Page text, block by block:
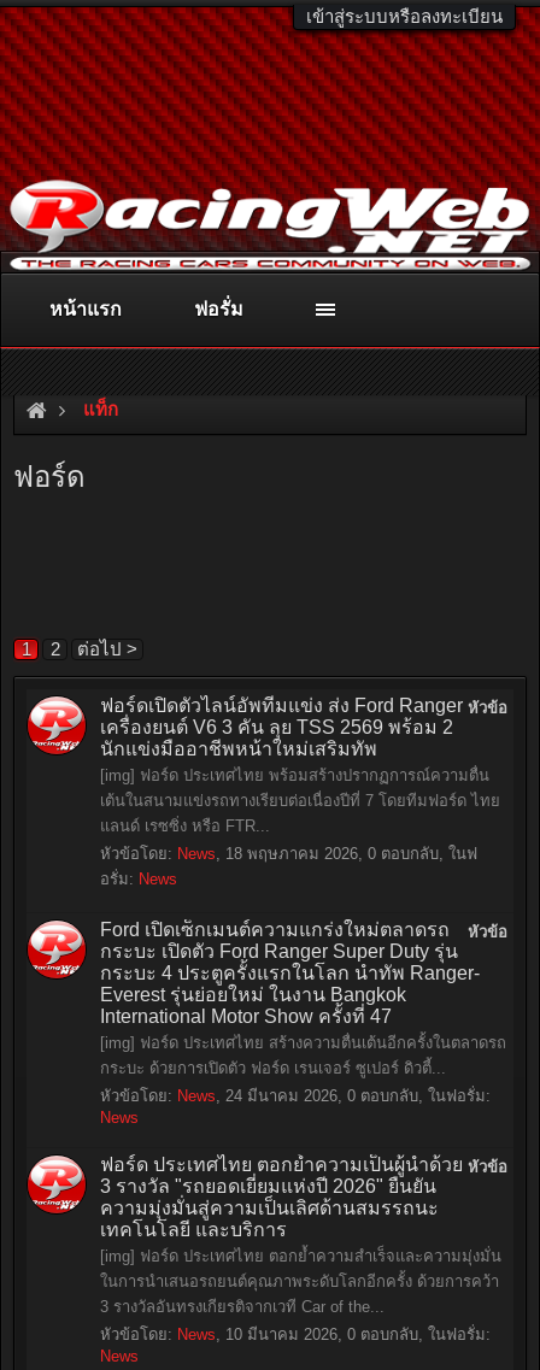
เข้าสู่ระบบหรือลงทะเบียน
ติดต่อลงโฆษณา racingweb@gmail.comหรือโทร. 081-811-1138
หรืออ่านรายละเอียดเพิ่มเติม คลิกที่นี่
แท็ก
ฟอร์ด
1 2 ต่อไป >
หัวข้อ
ฟอร์ดเปิดตัวไลน์อัพทีมแข่ง ส่ง Ford Ranger
เครื่องยนต์ V6 3 คัน ลุย TSS 2569 พร้อม 2
นักแข่งมืออาชีพหน้าใหม่เสริมทัพ
[img] ฟอร์ด ประเทศไทย พร้อมสร้างปรากฏการณ์ความตื่น
เต้นในสนามแข่งรถทางเรียบต่อเนื่องปีที่ 7 โดยทีมฟอร์ด ไทย
แลนด์ เรซซิ่ง หรือ FTR...
หัวข้อโดย: News, 18 พฤษภาคม 2026, 0 ตอบกลับ, ในฟ
อรั่ม: News
หัวข้อ
Ford เปิดเซ็กเมนต์ความแกร่งใหม่ตลาดรถ
กระบะ เปิดตัว Ford Ranger Super Duty รุ่น
กระบะ 4 ประตูครั้งแรกในโลก นำทัพ Ranger-
Everest รุ่นย่อยใหม่ ในงาน Bangkok
International Motor Show ครั้งที่ 47
[img] ฟอร์ด ประเทศไทย สร้างความตื่นเต้นอีกครั้งในตลาดรถ
กระบะ ด้วยการเปิดตัว ฟอร์ด เรนเจอร์ ซูเปอร์ ดิวตี้...
หัวข้อโดย: News, 24 มีนาคม 2026, 0 ตอบกลับ, ในฟอรั่ม:
News
หัวข้อ
ฟอร์ด ประเทศไทย ตอกย้ำความเป็นผู้นำด้วย
3 รางวัล "รถยอดเยี่ยมแห่งปี 2026" ยืนยัน
ความมุ่งมั่นสู่ความเป็นเลิศด้านสมรรถนะ
เทคโนโลยี และบริการ
[img] ฟอร์ด ประเทศไทย ตอกย้ำความสำเร็จและความมุ่งมั่น
ในการนำเสนอรถยนต์คุณภาพระดับโลกอีกครั้ง ด้วยการคว้า
3 รางวัลอันทรงเกียรติจากเวที Car of the...
หัวข้อโดย: News, 10 มีนาคม 2026, 0 ตอบกลับ, ในฟอรั่ม:
News
หน้าแรก ฟอรั่ม